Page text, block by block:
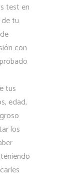
test en
tu
con
tus
edad,
los